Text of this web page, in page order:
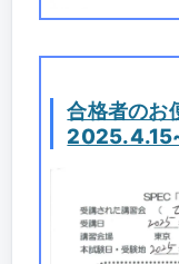
合格者のお